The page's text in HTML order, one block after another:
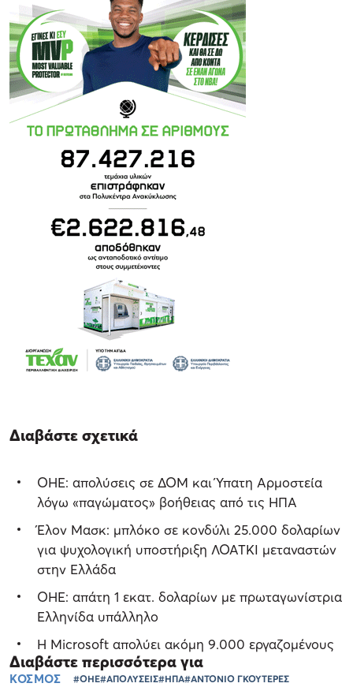
Διαβάστε σχετικά
ΟΗΕ: απολύσεις σε ΔΟΜ και Ύπατη Αρμοστεία
λόγω «παγώματος» βοήθειας από τις ΗΠΑ
Έλον Μασκ: μπλόκο σε κονδύλι 25.000 δολαρίων
για ψυχολογική υποστήριξη ΛΟΑΤΚΙ μεταναστών
στην Ελλάδα
ΟΗΕ: απάτη 1 εκατ. δολαρίων με πρωταγωνίστρια
Ελληνίδα υπάλληλο
Η Microsoft απολύει ακόμη 9.000 εργαζομένους
Διαβάστε περισσότερα για
ΚΟΣΜΟΣ #ΟΗΕ#ΑΠΟΛΥΣΕΙΣ#ΗΠΑ#ΑΝΤΟΝΙΟ ΓΚΟΥΤΕΡΕΣ